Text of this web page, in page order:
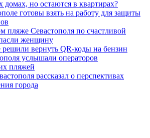
домах, но остаются в квартирах?
готовы взять на работу для защиты
пляже Севастополя по счастливой
женщину
решили вернуть QR-коды на бензин
услышали операторов
пляжей
рассказал о перспективах
города